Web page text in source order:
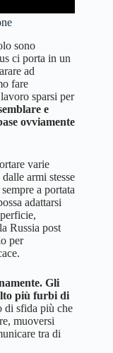
sono
ci porta in un
ad
fare
sparsi per
e
ovviamente
varie
armi stesse
a portata
adattarsi
Russia post
per
Gli
più furbi di
di sfida più che
muoversi
tra di